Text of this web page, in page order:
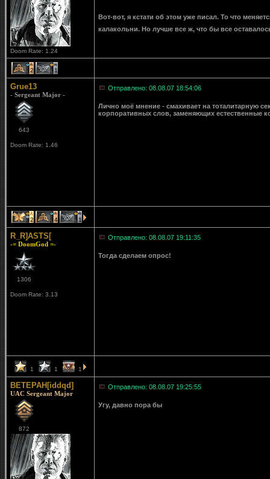
Doom Rate: 1.24
Вот-вот, я кстати об этом уже писал. То что
калакольни. Но лучше все ж, что бы все
2 1
Grue13
- Sergeant Major -
643
Doom Rate: 1.46
Отправлено: 08.08.07 18:54:06
Лично моё мнение - смахивает на тоталитарную
корпоративных слов, заменяющих естественные
2 4 1
R_R]ASTS[
-= DoomGod =-
1306
Doom Rate: 3.13
Отправлено: 08.08.07 19:11:35
Тогда сделаем опрос!
1 1 1
BETEPAH[iddqd]
UAC Sergeant Major
872
Отправлено: 08.08.07 19:25:55
Угу, давно пора бы